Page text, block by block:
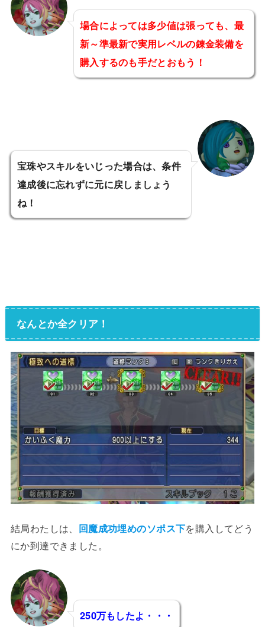
場合によっては多少値は張っても、最
新～準最新で実用レベルの錬金装備を
購入するのも手だとおもう！
宝珠やスキルをいじった場合は、条件
達成後に忘れずに元に戻しましょう
ね！
なんとか全クリア！
結局わたしは、 回魔成功埋めのソポス下を購入してどう
にか到達できました。
250万も したよ・・・